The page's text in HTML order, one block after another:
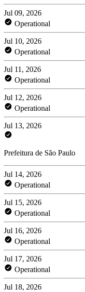
Jul 09, 2026
Operational
Jul 10, 2026
Operational
Jul 11, 2026
Operational
Jul 12, 2026
Operational
Jul 13, 2026
Prefeitura de São Paulo
Jul 14, 2026
Operational
Jul 15, 2026
Operational
Jul 16, 2026
Operational
Jul 17, 2026
Operational
Jul 18, 2026